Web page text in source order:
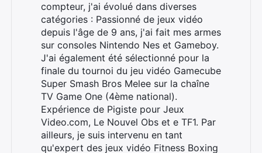
compteur, j'ai évolué dans diverses
catégories : Passionné de jeux vidéo
depuis l'âge de 9 ans, j'ai fait mes armes
sur consoles Nintendo Nes et Gameboy.
J'ai également été sélectionné pour la
finale du tournoi du jeu vidéo Gamecube
Super Smash Bros Melee sur la chaîne
TV Game One (4ème national).
Expérience de Pigiste pour Jeux
Video.com, Le Nouvel Obs et e TF1. Par
ailleurs, je suis intervenu en tant
qu'expert des jeux vidéo Fitness Boxing